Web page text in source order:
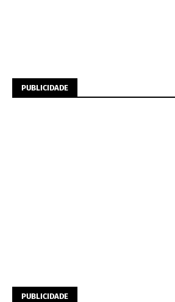
PUBLICIDADE
PUBLICIDADE